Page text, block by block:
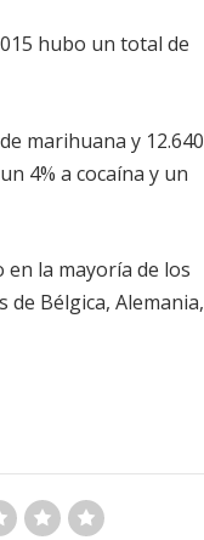
hubo un total de
marihuana y 12.640
4% a cocaína y un
en la mayoría de los
Bélgica, Alemania,